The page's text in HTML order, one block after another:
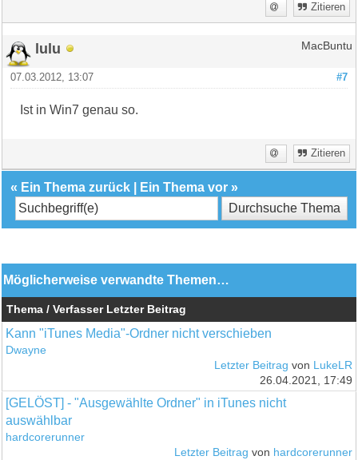
Zitieren
lulu MacBuntu
#7
07.03.2012, 13:07
Ist in Win7 genau so.
Zitieren
« Ein Thema zurück Ein Thema vor »
Möglicherweise verwandte Themen…
Thema / Verfasser Letzter Beitrag
Kann "iTunes Media"-Ordner nicht verschieben
Dwayne
Letzter Beitrag von LukeLR
26.04.2021, 17:49
[GELÖST] - "Ausgewählte Ordner" in iTunes nicht
auswählbar
hardcorerunner
Letzter Beitrag von hardcorerunner